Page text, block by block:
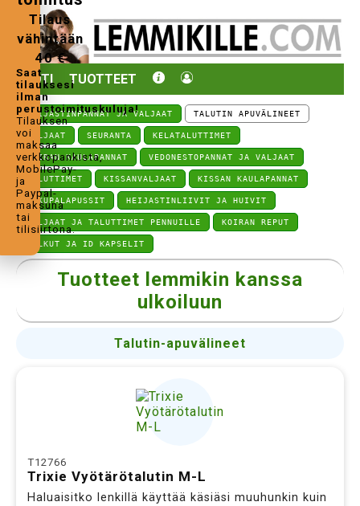
KOTI TUOTTEET
Tilaus
vähintään
40 €
Saat
tilauksesi
ilman
perustoimituskuluja!
Tilauksen
voi
maksaa
verkkopankista,
MobilePay-
ja
Paypal-
maksuna
tai
tilisiirtona.
HEIJASTINPANNAT JA VALJAAT TALUTIN APUVÄLINEET
VALJAAT SEURANTA KELATALUTTIMET
KOIRAN KAULAPANNAT VEDONESTOPANNAT JA VALJAAT
TALUTTIMET KISSANVALJAAT KISSAN KAULAPANNAT
MAKUPALAPUSSIT HEIJASTINLIIVIT JA HUIVIT
VALJAAT JA TALUTTIMET PENNUILLE KOIRAN REPUT
VILKUT JA ID KAPSELIT
Tuotteet lemmikin kanssa
ulkoiluun
Talutin-apuvälineet
T12766
Trixie Vyötärötalutin M-L
Haluaisitko lenkillä käyttää käsiäsi muuhunkin kuin